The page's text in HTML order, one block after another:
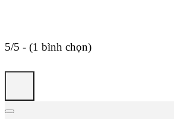
5/5 - (1 bình chọn)